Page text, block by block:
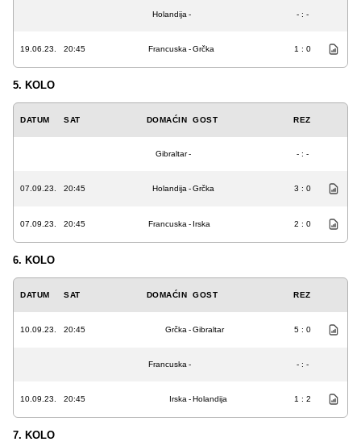
Holandija - - : -
19.06.23. 20:45 Francuska -Grčka 1 : 0
5. KOLO
DATUM SAT DOMAĆIN GOST REZ
Gibraltar- - : -
07.09.23. 20:45 Holandija -Grčka 3 : 0
07.09.23. 20:45 Francuska - Irska 2 : 0
6. KOLO
DATUM SAT DOMAĆIN GOST REZ
10.09.23. 20:45 Grčka -Gibraltar 5 : 0
Francuska - - : -
10.09.23. 20:45 Irska -Holandija 1 : 2
7. KOLO